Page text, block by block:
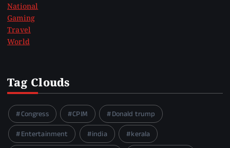
National
Gaming
Travel
World
Tag Clouds
Congress CPIM
Donald trump
Entertainment
india
kerala